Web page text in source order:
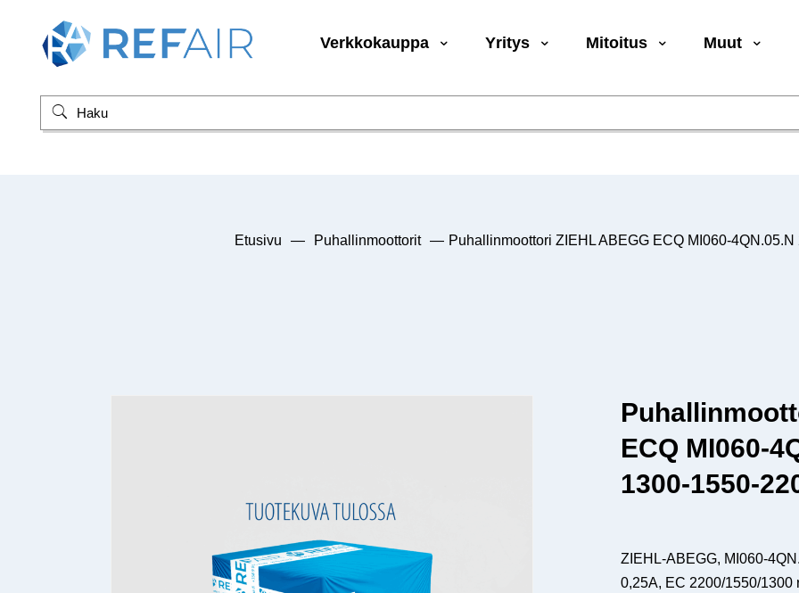
Verkkokauppa Yritys Mitoitus Muut
Etusivu — Puhallinmoottorit — Puhallinmoottori ZIEHL ABEGG ECQ MI060-
ECQ MI060-
1300-1550-
ZIEHL-ABEGG, MI060-
0,25A, EC 2200/1550/1300